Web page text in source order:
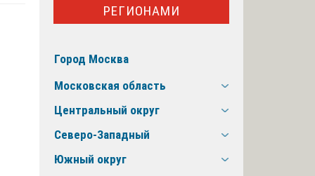
РЕГИОНАМИ
Город Москва
Московская область
Центральный округ
Северо-Западный
Южный округ